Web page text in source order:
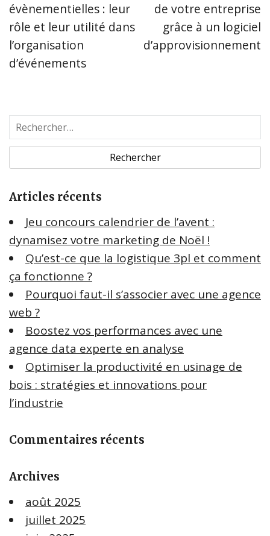
évènementielles : leur
rôle et leur utilité dans
l’organisation
d’événements
de votre entreprise
grâce à un logiciel
d’approvisionnement
e
h
r
h
e
r
Articles récents
Jeu concours calendrier de l’avent :
dynamisez votre marketing de Noël !
Qu’est-ce que la logistique 3pl et comment
ça fonctionne ?
Pourquoi faut-il s’associer avec une agence
web ?
Boostez vos performances avec une
agence data experte en analyse
Optimiser la productivité en usinage de
bois : stratégies et innovations pour
l’industrie
Commentaires récents
Archives
août 2025
juillet 2025